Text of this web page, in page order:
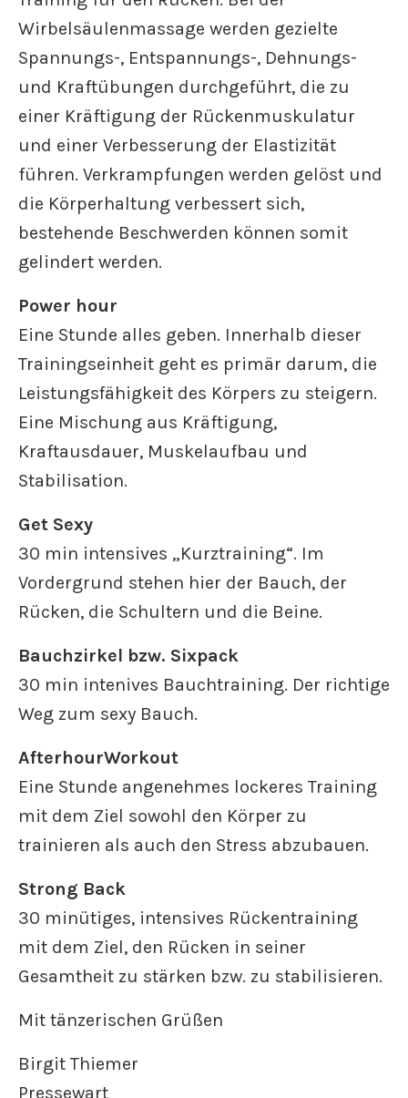
Wirbelsäulenmassage werden gezielte
Spannungs-, Entspannungs-, Dehnungs-
und Kraftübungen durchgeführt, die zu
einer Kräftigung der Rückenmuskulatur
und einer Verbesserung der Elastizität
führen. Verkrampfungen werden gelöst und
die Körperhaltung verbessert sich,
bestehende Beschwerden können somit
gelindert werden.
Power hour
Eine Stunde alles geben. Innerhalb dieser
Trainingseinheit geht es primär darum, die
Leistungsfähigkeit des Körpers zu steigern.
Eine Mischung aus Kräftigung,
Kraftausdauer, Muskelaufbau und
Stabilisation.
Get Sexy
30 min intensives „Kurztraining“. Im
Vordergrund stehen hier der Bauch, der
Rücken, die Schultern und die Beine.
Bauchzirkel bzw. Sixpack
30 min intenives Bauchtraining. Der richtige
Weg zum sexy Bauch.
AfterhourWorkout
Eine Stunde angenehmes lockeres Training
mit dem Ziel sowohl den Körper zu
trainieren als auch den Stress abzubauen.
Strong Back
30 minütiges, intensives Rückentraining
mit dem Ziel, den Rücken in seiner
Gesamtheit zu stärken bzw. zu stabilisieren.
Mit tänzerischen Grüßen
Birgit Thiemer
Pressewart